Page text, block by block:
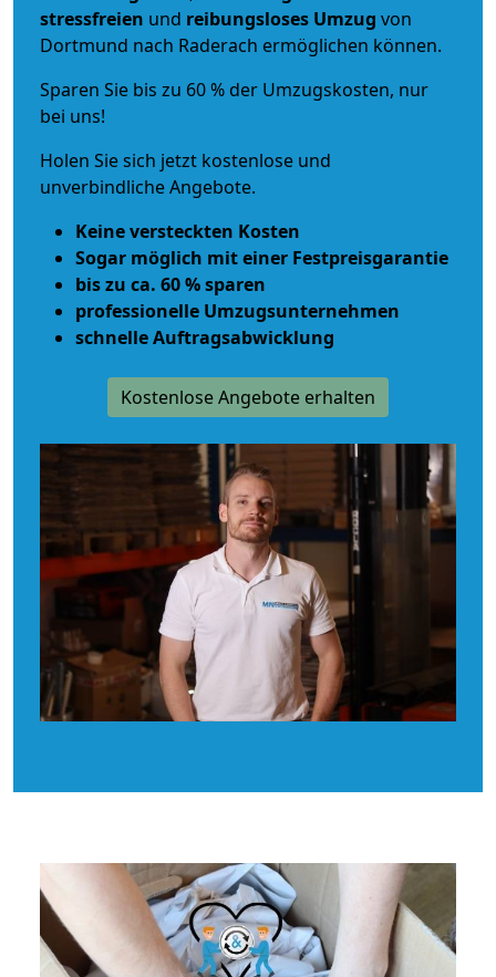
stressfreien und reibungsloses Umzug von
Dortmund nach Raderach ermöglichen können.
Sparen Sie bis zu 60 % der Umzugskosten, nur
bei uns!
Holen Sie sich jetzt kostenlose und
unverbindliche Angebote.
Keine versteckten Kosten
Sogar möglich mit einer Festpreisgarantie
bis zu ca. 60 % sparen
professionelle Umzugsunternehmen
schnelle Auftragsabwicklung
Kostenlose Angebote erhalten